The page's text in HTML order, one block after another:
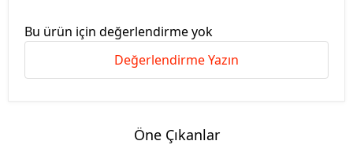
Bu ürün için değerlendirme yok
Değerlendirme Yazın
Öne Çıkanlar